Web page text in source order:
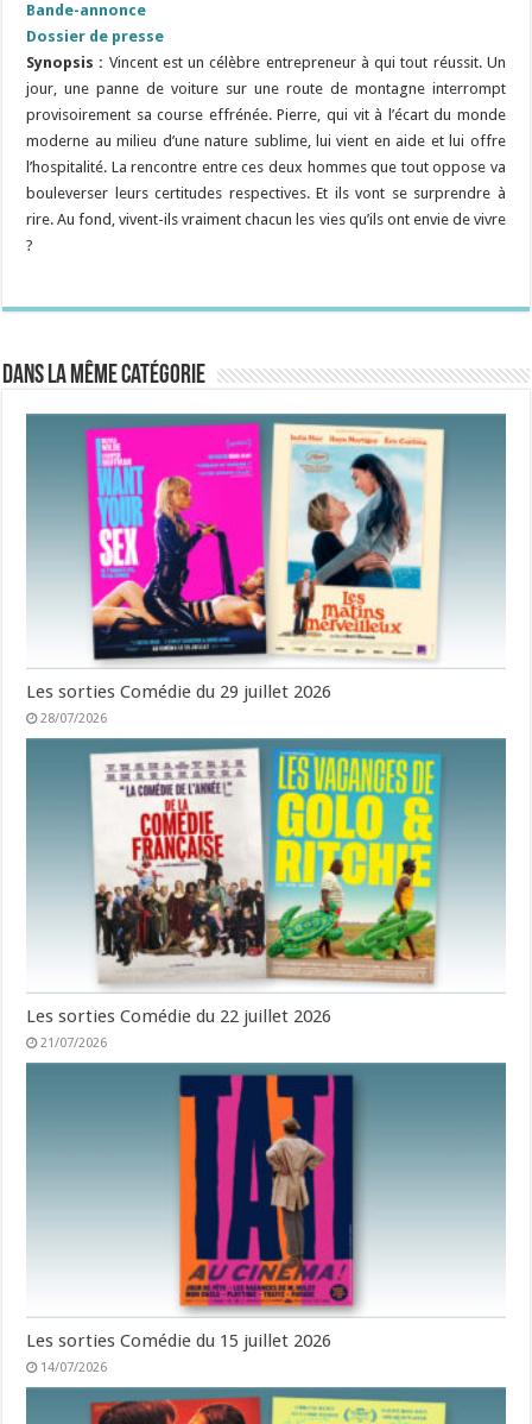
Bande-annonce
Dossier de presse
Synopsis : Vincent est un célèbre entrepreneur à qui tout réussit. Un
jour, une panne de voiture sur une route de montagne interrompt
provisoirement sa course effrénée. Pierre, qui vit à l’écart du monde
moderne au milieu d’une nature sublime, lui vient en aide et lui offre
l’hospitalité. La rencontre entre ces deux hommes que tout oppose va
bouleverser leurs certitudes respectives. Et ils vont se surprendre à
rire. Au fond, vivent-ils vraiment chacun les vies qu’ils ont envie de vivre
?
Dans la même catégorie
Les sorties Comédie du 29 juillet 2026
28/07/2026
Les sorties Comédie du 22 juillet 2026
21/07/2026
Les sorties Comédie du 15 juillet 2026
14/07/2026